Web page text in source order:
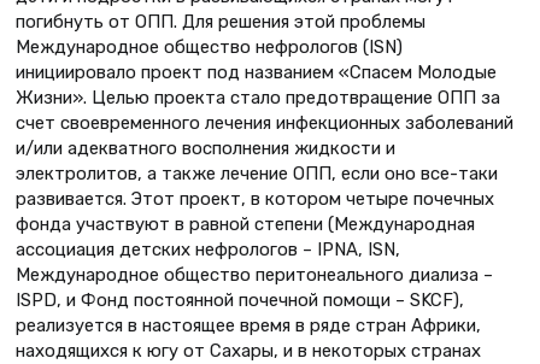
погибнуть от ОПП. Для решения этой проблемы
Международное общество нефрологов (ISN)
инициировало проект под названием «Спасем Молодые
Жизни». Целью проекта стало предотвращение ОПП за
счет своевременного лечения инфекционных заболеваний
и/или адекватного восполнения жидкости и
электролитов, а также лечение ОПП, если оно все-таки
развивается. Этот проект, в котором четыре почечных
фонда участвуют в равной степени (Международная
ассоциация детских нефрологов – IPNA, ISN,
Международное общество перитонеального диализа –
ISPD, и Фонд постоянной почечной помощи – SKCF),
реализуется в настоящее время в ряде стран Африки,
находящихся к югу от Сахары, и в некоторых странах